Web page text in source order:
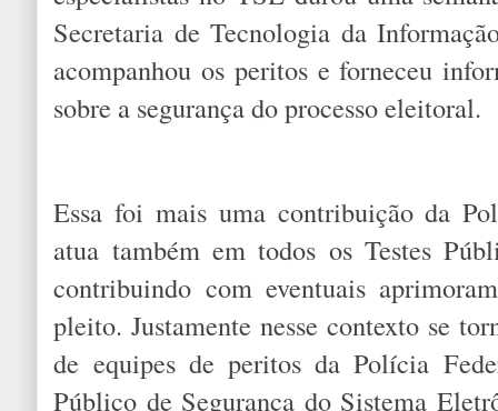
Secretaria de Tecnologia da
acompanhou os peritos e forneceu
sobre a segurança do processo eleitoral.
Essa foi mais uma contribuição da
atua também em todos os Testes
contribuindo com eventuais
pleito. Justamente nesse contexto se
de equipes de peritos da Polícia
Público de Segurança do Sistema